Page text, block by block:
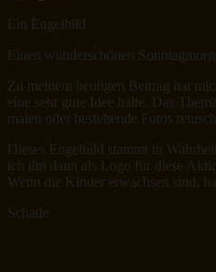
Ein Engelbild
Einen wunderschönen
Zu meinem heutigen Beitrag hat
eine sehr gute Idee halte. Das
malen oder bestehende Fotos
Dieses Engelbild stammt in
ich ihn dann als Logo für diese
Wenn die Kinder erwachsen sind,
Schade.